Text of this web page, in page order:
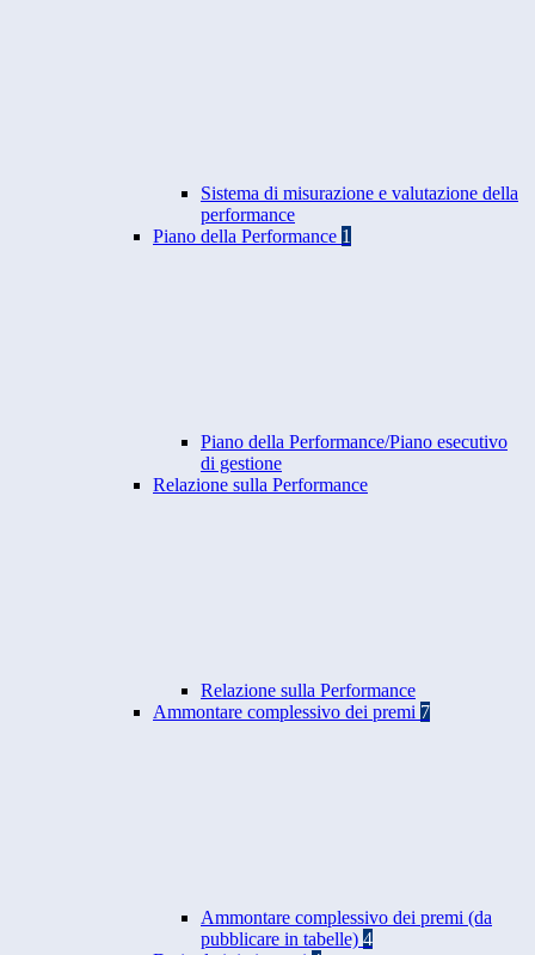
Sistema di misurazione e valutazione della
performance
Piano della Performance 1
Piano della Performance/Piano esecutivo
di gestione
Relazione sulla Performance
Relazione sulla Performance
Ammontare complessivo dei premi 7
Ammontare complessivo dei premi (da
pubblicare in tabelle) 4